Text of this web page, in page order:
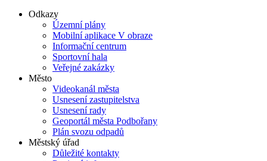
Odkazy
Územní plány
Mobilní aplikace V obraze
Informační centrum
Sportovní hala
Veřejné zakázky
Město
Videokanál města
Usnesení zastupitelstva
Usnesení rady
Geoportál města Podbořany
Plán svozu odpadů
Městský úřad
Důležité kontakty